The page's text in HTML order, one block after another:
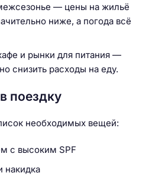
— цены на жильё
ниже, а погода всё
и рынки для питания —
снизить расходы на еду.
поездку
необходимых вещей:
с высоким SPF
накидка